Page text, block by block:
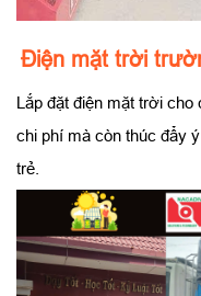
Điện mặt trời
Lắp đặt điện mặt trời
chi phí mà còn thúc đẩy
trẻ.